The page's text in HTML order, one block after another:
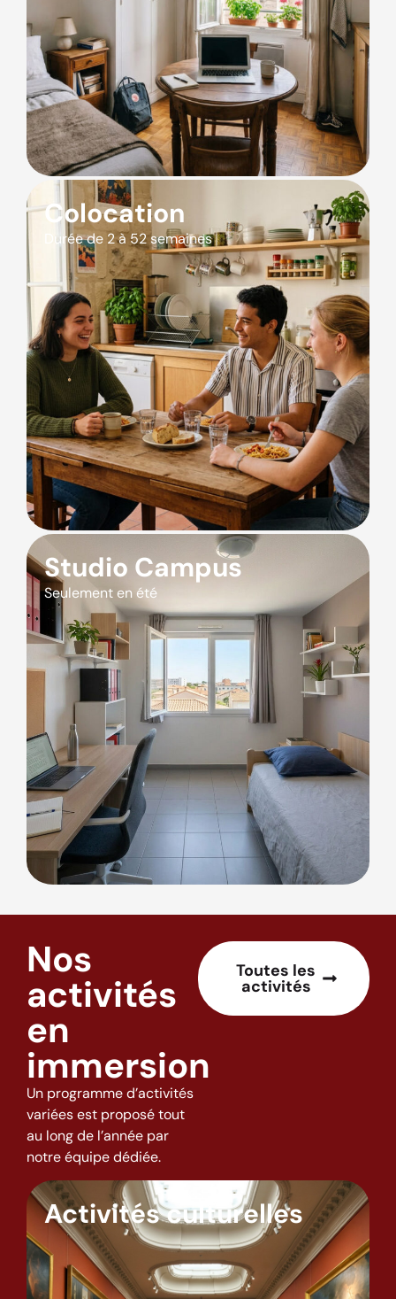
Colocation
Durée de 2 à 52 semaines
Studio Campus
Seulement en été
Nos
activités
en
immersion
Un programme d’activités
variées est proposé tout
au long de l’année par
notre équipe dédiée.
Toutes les
activités
Activités culturelles